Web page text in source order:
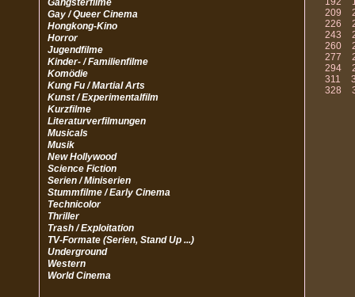
Gangsterfilme
Gay / Queer Cinema
Hongkong-Kino
Horror
Jugendfilme
Kinder- / Familienfilme
Komödie
Kung Fu / Martial Arts
Kunst / Experimentalfilm
Kurzfilme
Literaturverfilmungen
Musicals
Musik
New Hollywood
Science Fiction
Serien / Miniserien
Stummfilme / Early Cinema
Technicolor
Thriller
Trash / Exploitation
TV-Formate (Serien, Stand Up ...)
Underground
Western
World Cinema
209
226
243
260
277
294
311
328